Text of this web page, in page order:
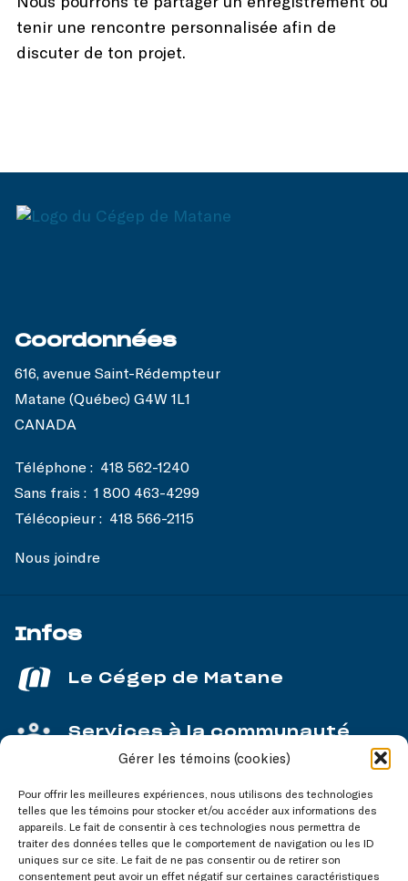
Gérer les témoins (cookies)
Pour offrir les meilleures expériences, nous utilisons des technologies
telles que les témoins pour stocker et/ou accéder aux informations des
appareils. Le fait de consentir à ces technologies nous permettra de
traiter des données telles que le comportement de navigation ou les ID
uniques sur ce site. Le fait de ne pas consentir ou de retirer son
consentement peut avoir un effet négatif sur certaines caractéristiques
tenir une rencontre personnalisée afin de
discuter de ton projet.
Coordonnées
616, avenue Saint-Rédempteur
Matane (Québec) G4W 1L1
CANADA
Téléphone : 418 562-1240
Sans frais : 1 800 463-4299
Télécopieur : 418 566-2115
Nous joindre
Infos
Le Cégep de Matane
Services à la communauté
Service aux entreprises